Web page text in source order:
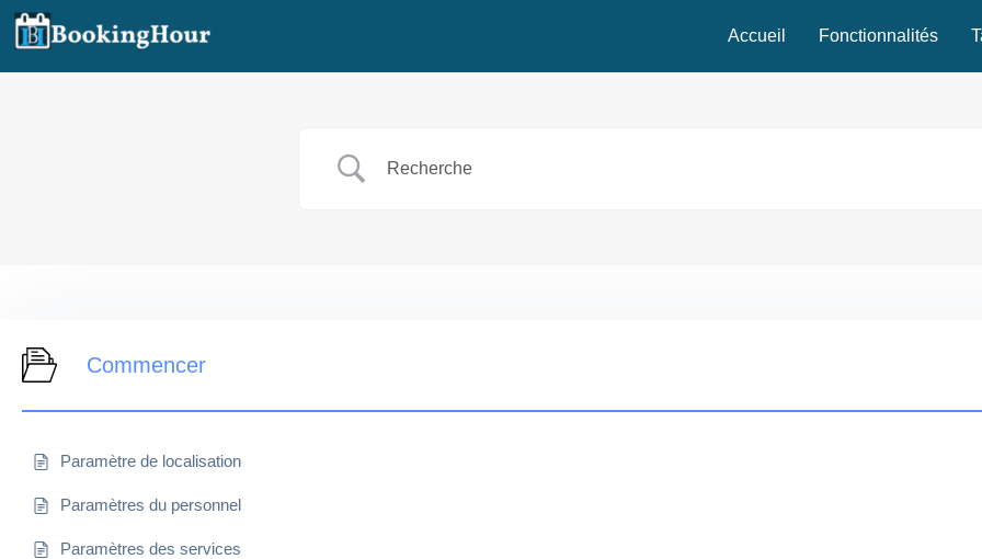
Aller
au
contenu
Accueil Fonctionnalités
Commencer
Paramètre de localisation
Paramètres du personnel
Paramètres des services